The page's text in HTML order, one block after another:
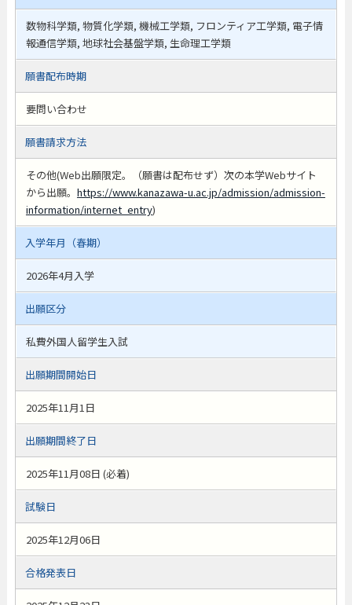
数物科学類, 物質化学類, 機械工学類, フロンティア工学類, 電子情
報通信学類, 地球社会基盤学類, 生命理工学類
願書配布時期
要問い合わせ
願書請求方法
その他(Web出願限定。（願書は配布せず）次の本学Webサイト
から出願。 https://www.kanazawa-u.ac.jp/admission/admission-
information/internet_entry)
入学年月（春期）
2026年4月入学
出願区分
私費外国人留学生入試
出願期間開始日
2025年11月1日
出願期間終了日
2025年11月08日 (必着)
試験日
2025年12月06日
合格発表日